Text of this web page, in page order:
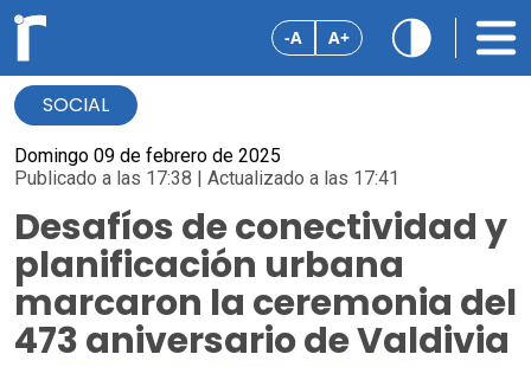
-A A+
SOCIAL
Domingo 09 de febrero de 2025
Publicado a las 17:38 | Actualizado a las 17:41
Desafíos de conectividad y
planificación urbana
marcaron la ceremonia del
473 aniversario de Valdivia